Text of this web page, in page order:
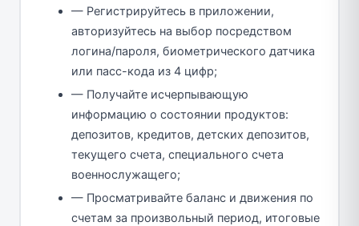
— Регистрируйтесь в приложении,
авторизуйтесь на выбор посредством
логина/пароля, биометрического датчика
или пасс-кода из 4 цифр;
— Получайте исчерпывающую
информацию о состоянии продуктов:
депозитов, кредитов, детских депозитов,
текущего счета, специального счета
военнослужащего;
— Просматривайте баланс и движения по
счетам за произвольный период, итоговые